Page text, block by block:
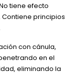
tiene efecto
principios
con cánula,
en el
eliminando la